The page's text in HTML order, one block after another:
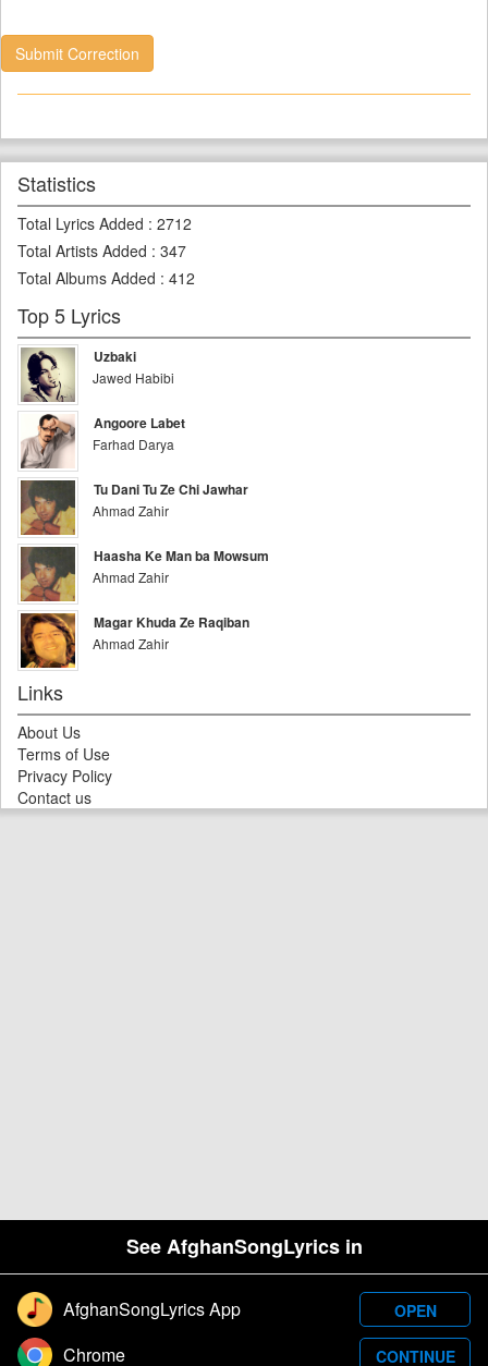
See AfghanSongLyrics in
AfghanSongLyrics App OPEN
Chrome CONTINUE
Submit Correction
Statistics
Total Lyrics Added : 2712
Total Artists Added : 347
Total Albums Added : 412
Top 5 Lyrics
Uzbaki
Jawed Habibi
Angoore Labet
Farhad Darya
Tu Dani Tu Ze Chi Jawhar
Ahmad Zahir
Haasha Ke Man ba Mowsum
Ahmad Zahir
Magar Khuda Ze Raqiban
Ahmad Zahir
Links
About Us
Terms of Use
Privacy Policy
Contact us
Designed and developed by Samim Wafa. Â© 2026